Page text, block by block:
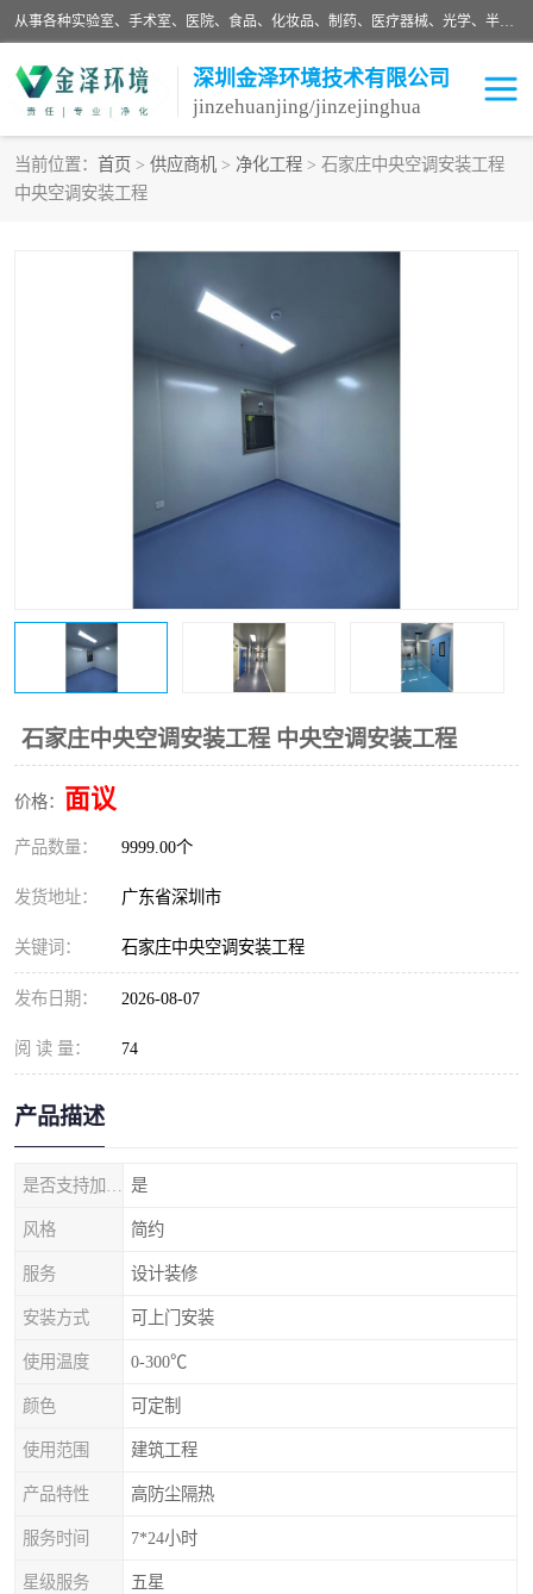
从事各种实验室、手术室、医院、食品、化妆品、制药、医疗器械、光学、半导体、精密电子等无尘车间行业的洁净车间装修设计、净化设备、恒温恒湿空调的设计制作与安装、净化系统工程项目施工及其技术支持服务。
深圳金泽环境技术有限公司
jinzehuanjing/jinzejinghua
当前位置： 首页 > 供应商机 > 净化工程 > 石家庄中央空调安装工程
中央空调安装工程
石家庄中央空调安装工程 中央空调安装工程
价格： 面议
产品数量： 9999.00个
发货地址： 广东省深圳市
关键词： 石家庄中央空调安装工程
发布日期： 2026-08-07
阅 读 量： 74
产品描述
是
风格 简约
服务 设计装修
安装方式 可上门安装
使用温度 0-300℃
颜色 可定制
使用范围 建筑工程
产品特性 高防尘隔热
服务时间 7*24小时
星级服务 五星
耗材
生命工程
光电车间
百级